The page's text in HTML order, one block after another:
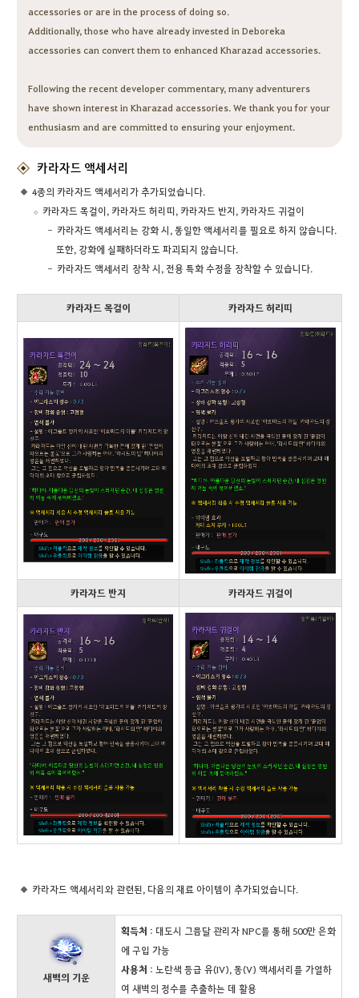
accessories or are in the process of doing so.
Additionally, those who have already invested in Deboreka
accessories can convert them to enhanced Kharazad accessories.
Following the recent developer commentary, many adventurers
have shown interest in Kharazad accessories. We thank you for your
enthusiasm and are committed to ensuring your enjoyment.
카라자드 액세서리
4종의 카라자드 액세서리가 추가되었습니다.
카라자드 목걸이, 카라자드 허리띠, 카라자드 반지, 카라자드 귀걸이
카라자드 액세서리는 강화 시, 동일한 액세서리를 필요로 하지 않습니다.
또한, 강화에 실패하더라도 파괴되지 않습니다.
카라자드 액세서리 장착 시, 전용 특화 수정을 장착할 수 있습니다.
카라자드 목걸이 카라자드 허리띠
카라자드 반지 카라자드 귀걸이
카라자드 액세서리와 관련된, 다음의 재료 아이템이 추가되었습니다.
새벽의 기운
획득처 : 대도시 그믐달 관리자 NPC를 통해 500만 은화
에 구입 가능
사용처 : 노란색 등급 유(IV), 동(V) 액세서리를 가열하
여 새벽의 정수를 추출하는 데 활용